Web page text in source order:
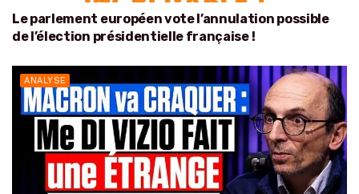
Le parlement européen vote l’annulation possible
de l’élection présidentielle française !
ANALYSE